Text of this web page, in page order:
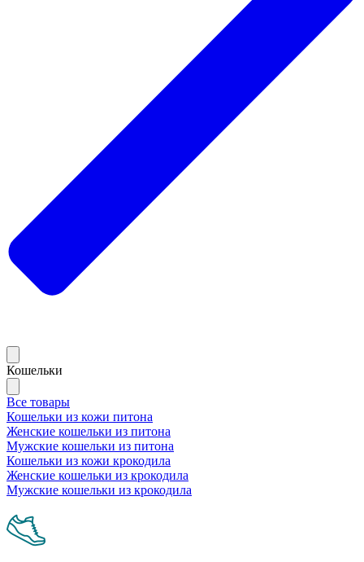
Кошельки
Все товары
Кошельки из кожи питона
Женские кошельки из питона
Мужские кошельки из питона
Кошельки из кожи крокодила
Женские кошельки из крокодила
Мужские кошельки из крокодила